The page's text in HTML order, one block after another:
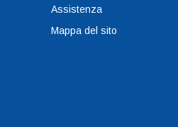
Assistenza
Mappa del sito